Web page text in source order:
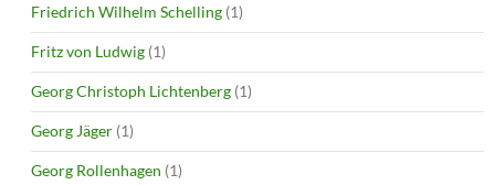
Friedrich Wilhelm Schelling (1)
Fritz von Ludwig (1)
Georg Christoph Lichtenberg (1)
Georg Jäger (1)
Georg Rollenhagen (1)